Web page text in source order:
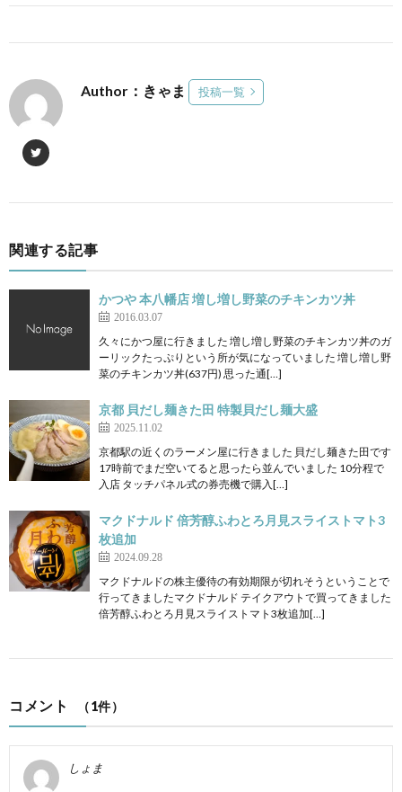
Author：きゃま 投稿一覧
関連する記事
かつや 本八幡店 増し増し野菜のチキンカツ丼
2016.03.07
久々にかつ屋に行きました 増し増し野菜のチキンカツ丼のガ
ーリックたっぷりという所が気になっていました 増し増し野
菜のチキンカツ丼(637円) 思った通[…]
京都 貝だし麺きた田 特製貝だし麺大盛
2025.11.02
京都駅の近くのラーメン屋に行きました 貝だし麺きた田です
17時前でまだ空いてると思ったら並んでいました 10分程で
入店 タッチパネル式の券売機で購入[…]
マクドナルド 倍芳醇ふわとろ月見スライストマト3
枚追加
2024.09.28
マクドナルドの株主優待の有効期限が切れそうということで
行ってきましたマクドナルド テイクアウトで買ってきました
倍芳醇ふわとろ月見スライストマト3枚追加[…]
コメント （1件）
しょま